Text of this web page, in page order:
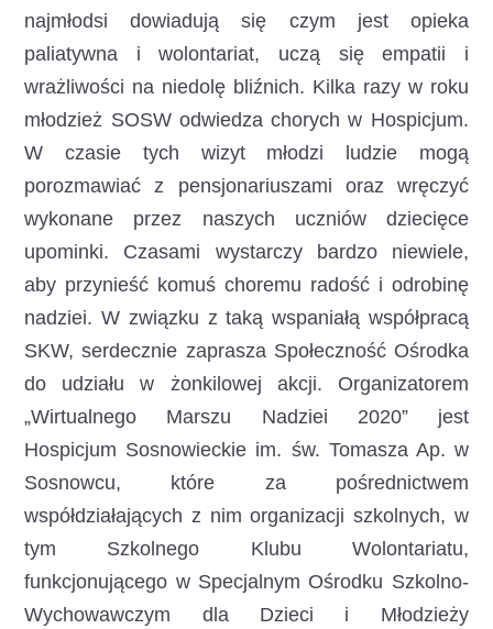
najmłodsi dowiadują się czym jest opieka
paliatywna i wolontariat, uczą się empatii i
wrażliwości na niedolę bliźnich. Kilka razy w roku
młodzież SOSW odwiedza chorych w Hospicjum.
W czasie tych wizyt młodzi ludzie mogą
porozmawiać z pensjonariuszami oraz wręczyć
wykonane przez naszych uczniów dziecięce
upominki. Czasami wystarczy bardzo niewiele,
aby przynieść komuś choremu radość i odrobinę
nadziei. W związku z taką wspaniałą współpracą
SKW, serdecznie zaprasza Społeczność Ośrodka
do udziału w żonkilowej akcji. Organizatorem
„Wirtualnego Marszu Nadziei 2020” jest
Hospicjum Sosnowieckie im. św. Tomasza Ap. w
Sosnowcu, które za pośrednictwem
współdziałających z nim organizacji szkolnych, w
tym Szkolnego Klubu Wolontariatu,
funkcjonującego w Specjalnym Ośrodku Szkolno-
Wychowawczym dla Dzieci i Młodzieży